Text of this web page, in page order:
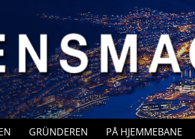
GRÜNDEREN PÅ HJEMMEBANE